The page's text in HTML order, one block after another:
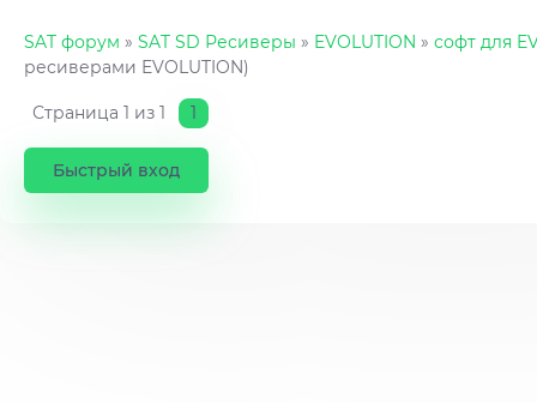
SAT форум » SAT SD Ресиверы » EVOLUTION » софт для
ресиверами EVOLUTION)
Страница 1 из 1 1